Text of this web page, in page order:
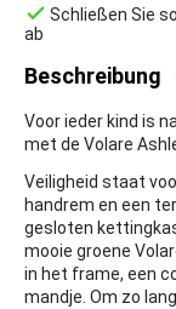
done Schließen Sie
ab
Beschreibung
Voor ieder kind is
met de Volare
Veiligheid staat
handrem en een
gesloten
mooie groene
in het frame, een
mandje. Om zo